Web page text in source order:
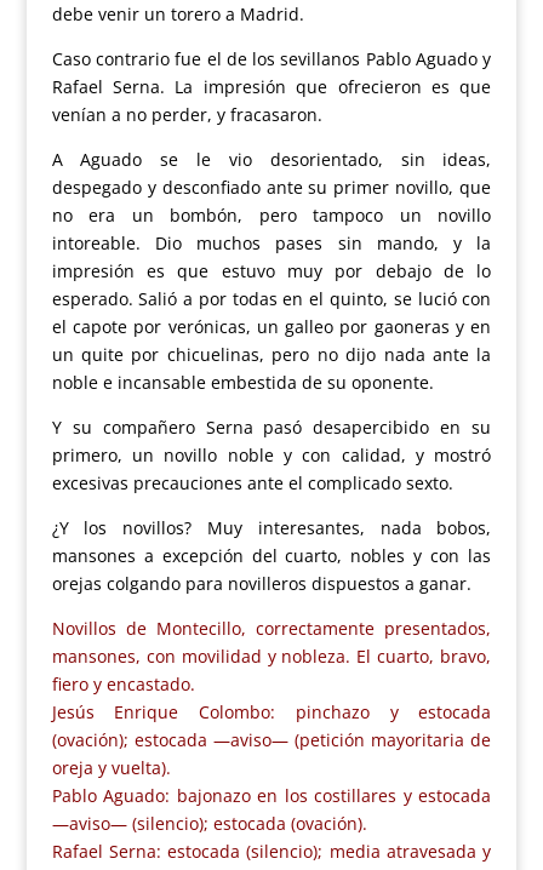
debe venir un torero a Madrid.
Caso contrario fue el de los sevillanos Pablo Aguado y
Rafael Serna. La impresión que ofrecieron es que
venían a no perder, y fracasaron.
A Aguado se le vio desorientado, sin ideas,
despegado y desconfiado ante su primer novillo, que
no era un bombón, pero tampoco un novillo
intoreable. Dio muchos pases sin mando, y la
impresión es que estuvo muy por debajo de lo
esperado. Salió a por todas en el quinto, se lució con
el capote por verónicas, un galleo por gaoneras y en
un quite por chicuelinas, pero no dijo nada ante la
noble e incansable embestida de su oponente.
Y su compañero Serna pasó desapercibido en su
primero, un novillo noble y con calidad, y mostró
excesivas precauciones ante el complicado sexto.
¿Y los novillos? Muy interesantes, nada bobos,
mansones a excepción del cuarto, nobles y con las
orejas colgando para novilleros dispuestos a ganar.
Novillos de Montecillo, correctamente presentados,
mansones, con movilidad y nobleza. El cuarto, bravo,
fiero y encastado.
Jesús Enrique Colombo: pinchazo y estocada
(ovación); estocada —aviso— (petición mayoritaria de
oreja y vuelta).
Pablo Aguado: bajonazo en los costillares y estocada
—aviso— (silencio); estocada (ovación).
Rafael Serna: estocada (silencio); media atravesada y